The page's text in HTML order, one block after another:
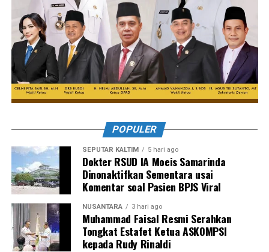
POPULER
SEPUTAR KALTIM 5 hari ago
Dokter RSUD IA Moeis Samarinda
Dinonaktifkan Sementara usai
Komentar soal Pasien BPJS Viral
NUSANTARA 3 hari ago
Muhammad Faisal Resmi Serahkan
Tongkat Estafet Ketua ASKOMPSI
kepada Rudy Rinaldi